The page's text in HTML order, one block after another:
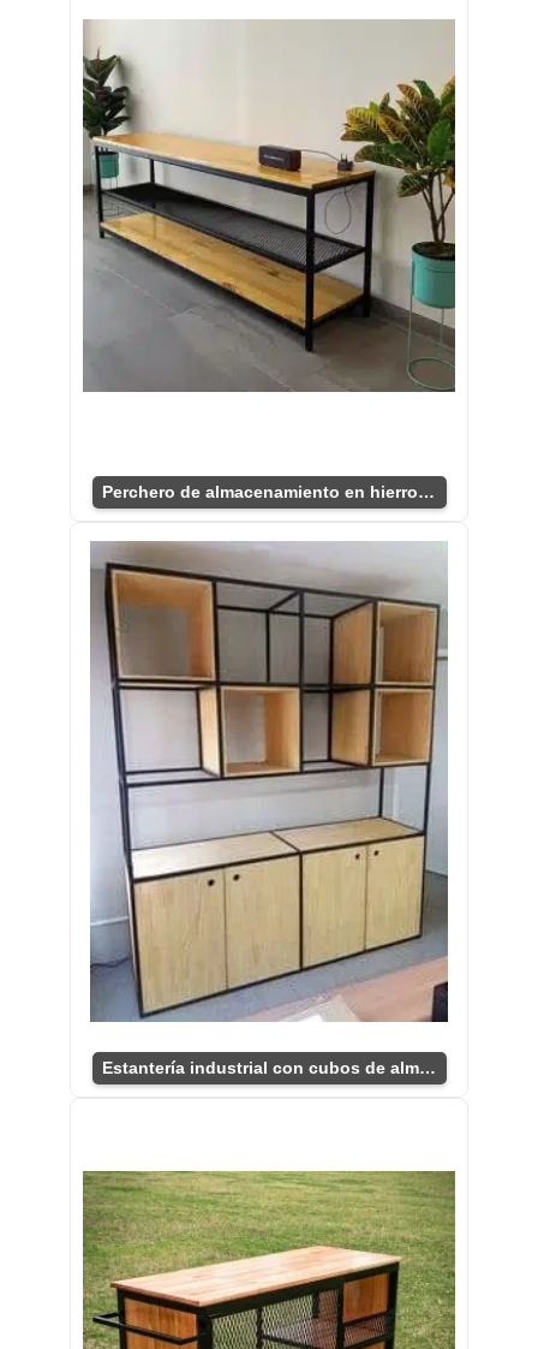
Perchero de almacenamiento en hierro y madera
Estantería industrial con cubos de almacenamiento